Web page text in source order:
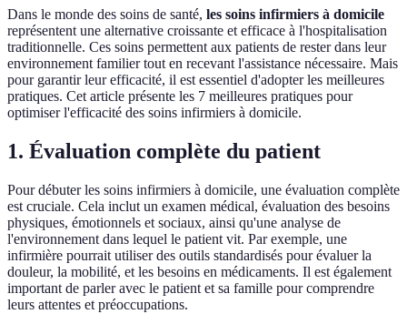
Dans le monde des soins de santé, les soins infirmiers à domicile
représentent une alternative croissante et efficace à l'hospitalisation
traditionnelle. Ces soins permettent aux patients de rester dans leur
environnement familier tout en recevant l'assistance nécessaire. Mais
pour garantir leur efficacité, il est essentiel d'adopter les meilleures
pratiques. Cet article présente les 7 meilleures pratiques pour
optimiser l'efficacité des soins infirmiers à domicile.
1. Évaluation complète du patient
Pour débuter les soins infirmiers à domicile, une évaluation complète
est cruciale. Cela inclut un examen médical, évaluation des besoins
physiques, émotionnels et sociaux, ainsi qu'une analyse de
l'environnement dans lequel le patient vit. Par exemple, une
infirmière pourrait utiliser des outils standardisés pour évaluer la
douleur, la mobilité, et les besoins en médicaments. Il est également
important de parler avec le patient et sa famille pour comprendre
leurs attentes et préoccupations.